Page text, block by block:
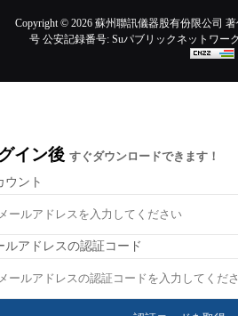
Copyright © 2026 蘇州聯訊儀器股有份限公司
号 公安記録番号: Suパブリックネットワー
イン後すぐダウンロードできます！
ウント
ルアドレスの認証コード